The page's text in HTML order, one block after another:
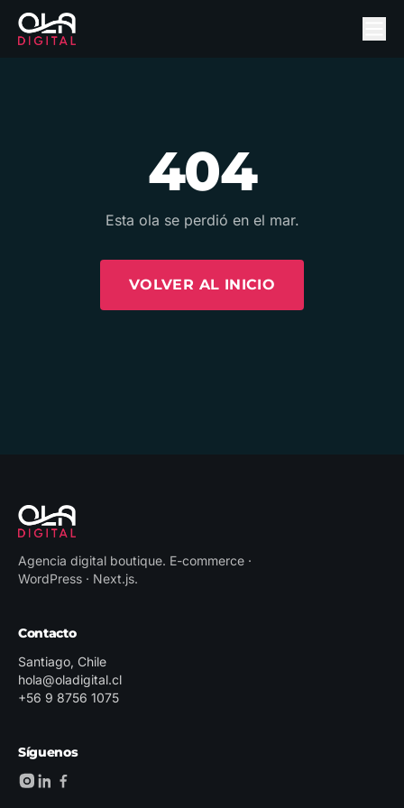
404
Esta ola se perdió en el mar.
VOLVER AL INICIO
Agencia digital boutique. E-commerce ·
WordPress · Next.js.
Contacto
Santiago, Chile
hola@oladigital.cl
+56 9 8756 1075
Síguenos